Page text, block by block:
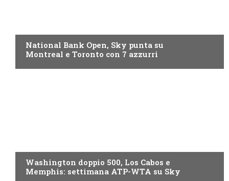
National Bank Open, Sky punta su
Montreal e Toronto con 7 azzurri
Washington doppio 500, Los Cabos e
Memphis: settimana ATP-WTA su Sky